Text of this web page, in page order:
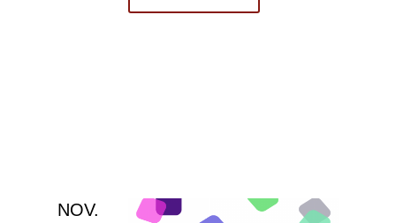
NOV.